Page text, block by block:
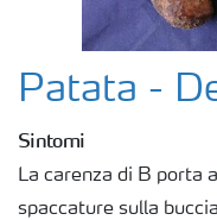
Strumenti e servizi
Patata -
Sintomi
La carenza di B porta
spaccature sulla